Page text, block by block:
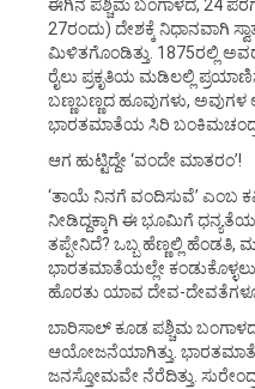
ಈಗಿನ ಪಶ್ಚಿಮ ಬಂಗಾಳದ, 24
27ರಂದು) ದೇಶಕ್ಕೆ ನಿಧಾನವಾಗಿ
ಮಿಳಿತಗೊಂಡಿತ್ತು. 1875ರಲ್ಲಿ
ರೈಲು ಪ್ರಕೃತಿಯ ಮಡಿಲಲ್ಲಿ
ಬಣ್ಣಬಣ್ಣದ ಹೂವುಗಳು, ಅವುಗಳ
ಭಾರತಮಾತೆಯ ಸಿರಿ
ಆಗ ಹುಟ್ಟಿದ್ದೇ ‘ವಂದೇ ಮಾತರಂ’!
‘ತಾಯೆ ನಿನಗೆ ವಂದಿಸುವೆ’ ಎಂಬ
ನೀಡಿದ್ದಕ್ಕಾಗಿ ಈ ಭೂಮಿಗೆ
ತಪ್ಪೇನಿದೆ? ಒಬ್ಬ ಹೆಣ್ಣಲ್ಲಿ ಹೆಂಡತಿ,
ಭಾರತಮಾತೆಯಲ್ಲೇ
ಹೊರತು ಯಾವ ದೇವ-ದೇವತೆಗಳೂ
ಬಾರಿಸಾಲ್ ಕೂಡ ಪಶ್ಚಿಮ
ಆಯೋಜನೆಯಾಗಿತ್ತು.
ಜನಸ್ತೋಮವೇ ನೆರೆದಿತ್ತು.